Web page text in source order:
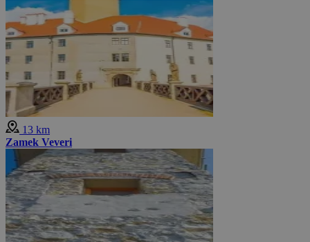
13 km
Zamek Veveri